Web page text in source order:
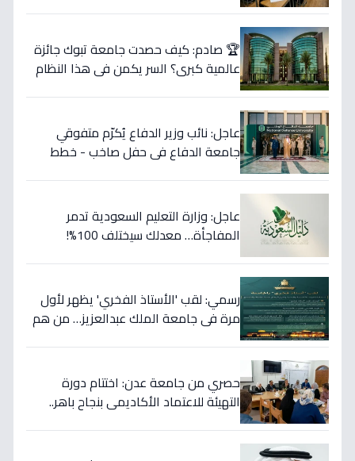
🏆 صادم: كيف حصدت جامعة تبوك جائزة
عالمية كبرى؟ السر يكمن في هذا النظام
عاجل: نائب وزير الدفاع يُكرّم متفوقي
جامعة الدفاع في حفل صاخب - خطط
عاجل: وزارة التعليم السعودية تدمر
المفاجأة… معدلك سيختلف 100%!
رسمي: لقب 'الأستاذ الفخري' يظهر لأول
مرة في جامعة الملك عبدالعزيز… من هم
حصري من جامعة عدن: اختتام دورة
التهيئة للاعتماد الأكاديمي بنجاح باهر..